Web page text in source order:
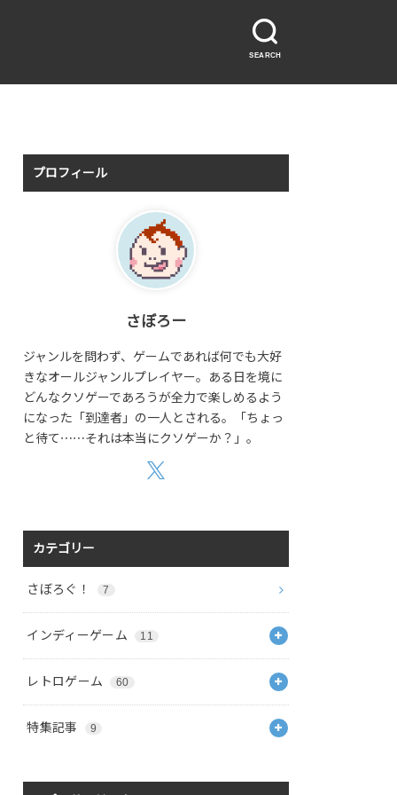
SEARCH
プロフィール
さぼろー
ジャンルを問わず、ゲームであれば何でも大好
きなオールジャンルプレイヤー。ある日を境に
どんなクソゲーであろうが全力で楽しめるよう
になった「到達者」の一人とされる。「ちょっ
と待て⋯⋯それは本当にクソゲーか？」。
カテゴリー
さぼろぐ！ 7
インディーゲーム 11
レトロゲーム 60
特集記事 9